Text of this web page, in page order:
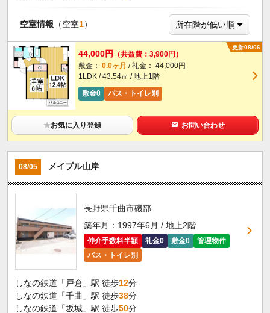
空室情報 （空室1）
更新08/06
44,000円
（共益費：3,900円）
敷金： 0.0ヶ月 / 礼金： 44,000円
1LDK / 43.54㎡ / 地上1階
敷金0
バス・トイレ別
★お気に入り登録 お問い合わせ
08/05 メイプル山岸
長野県千曲市磯部
築年月：1997年6月 / 地上2階
仲介手数料半額 礼金0 敷金0
管理物件
バス・トイレ別
しなの鉄道「戸倉」駅 徒歩12分
しなの鉄道「千曲」駅 徒歩38分
しなの鉄道「坂城」駅 徒歩50分